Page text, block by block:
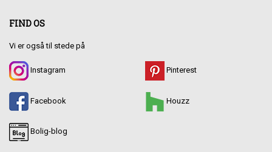
FIND OS
Vi er også til stede på
Instagram
Facebook
Bolig-blog
Pinterest
Houzz